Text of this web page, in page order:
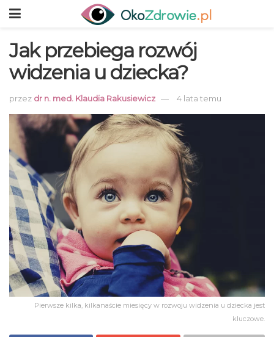
Jak przebiega rozwój
widzenia u dziecka?
przez dr n. med. Klaudia Rakusiewicz 4 lata temu
Pierwsze kilka, kilkanaście miesięcy w rozwoju widzenia u dziecka jest
kluczowe.